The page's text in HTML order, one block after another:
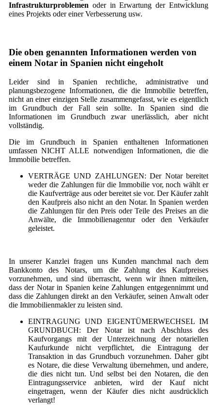
Infrastrukturproblemen oder in Erwartung der Entwicklung
eines Projekts oder einer Verbesserung usw.
Die oben genannten Informationen werden von
einem Notar in Spanien nicht eingeholt
Leider sind in Spanien rechtliche, administrative und
planungsbezogene Informationen, die die Immobilie betreffen,
nicht an einer einzigen Stelle zusammengefasst, wie es eigentlich
im Grundbuch der Fall sein sollte. In Spanien sind die
Informationen im Grundbuch zwar unerlässlich, aber nicht
vollständig.
Die im Grundbuch in Spanien enthaltenen Informationen
umfassen NICHT ALLE notwendigen Informationen, die die
Immobilie betreffen.
VERTRÄGE UND ZAHLUNGEN: Der Notar bereitet
weder die Zahlungen für die Immobilie vor, noch wählt er
die Kaufverträge aus oder bereitet sie vor. Der Käufer zahlt
den Kaufpreis also nicht an den Notar. In Spanien werden
die Zahlungen für den Preis oder Teile des Preises an die
Anwälte, die Immobilienagentur oder den Verkäufer
geleistet.
In unserer Kanzlei fragen uns Kunden manchmal nach dem
Bankkonto des Notars, um die Zahlung des Kaufpreises
vorzunehmen, und sind überrascht, wenn wir ihnen mitteilen,
dass der Notar in Spanien keine Zahlungen entgegennimmt und
dass die Zahlungen direkt an den Verkäufer, seinen Anwalt oder
die Immobilienmakler zu leisten sind.
EINTRAGUNG UND EIGENTÜMERWECHSEL IM
GRUNDBUCH: Der Notar ist nach Abschluss des
Kaufvorgangs mit der Unterzeichnung der notariellen
Kaufurkunde nicht verpflichtet, die Eintragung der
Transaktion in das Grundbuch vorzunehmen. Daher gibt
es Notare, die diese Verwaltung übernehmen, und andere,
die dies nicht tun. Und selbst bei den Notaren, die den
Eintragungsservice anbieten, wird der Kauf nicht
eingetragen, wenn der Käufer dies nicht ausdrücklich
verlangt!